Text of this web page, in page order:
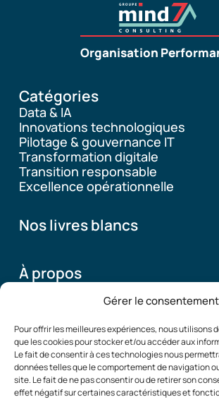
Gérer le consentement
Pour offrir les meilleures expériences, nous utilisons
que les cookies pour stocker et/ou accéder aux
Le fait de consentir à ces technologies nous
données telles que le comportement de navigation
site. Le fait de ne pas consentir ou de retirer son
effet négatif sur certaines caractéristiques et
Organisation
Catégories
Data & IA
Innovations technologiques
Pilotage & gouvernance IT
Transformation digitale
Transition responsable
Excellence opérationnelle
Nos livres blancs
À propos
Qui sommes-nous
Mentions Légales|Politique de confidentialité|